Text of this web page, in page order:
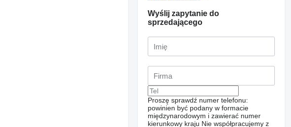
Wyślij zapytanie do
sprzedającego
Proszę sprawdź numer telefonu:
powinien być podany w formacie
międzynarodowym i zawierać numer
kierunkowy kraju Nie współpracujemy z